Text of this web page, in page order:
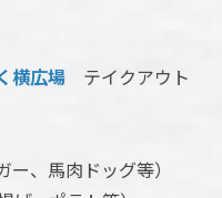
横広場
テイクアウト
、馬肉ドッグ等）